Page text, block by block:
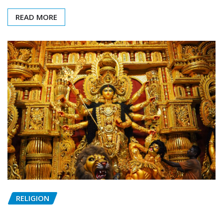
READ MORE
RELIGION